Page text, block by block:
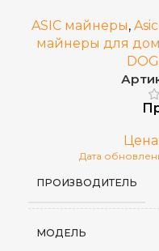
ASIC майнеры,
майнеры для
Дата
ПРОИЗВОДИТЕЛЬ
МОДЕЛЬ